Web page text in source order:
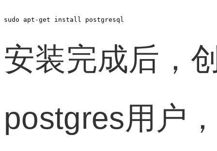
sudo apt-get install postgresql
安装完成后，
postgres用户